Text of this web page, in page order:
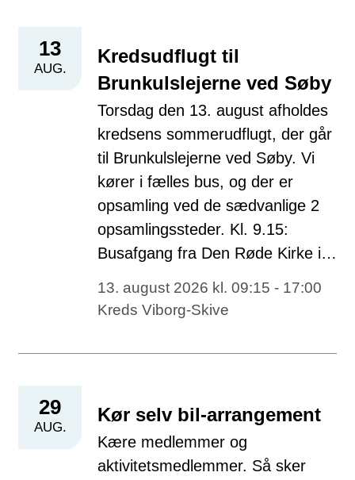
13
AUG.
Kredsudflugt til
Brunkulslejerne ved Søby
Torsdag den 13. august afholdes
kredsens sommerudflugt, der går
til Brunkulslejerne ved Søby. Vi
kører i fælles bus, og der er
opsamling ved de sædvanlige 2
opsamlingssteder. Kl. 9.15:
Busafgang fra Den Røde Kirke i…
13. august 2026 kl. 09:15 - 17:00
Kreds Viborg-Skive
29
AUG.
Kør selv bil-arrangement
Kære medlemmer og
aktivitetsmedlemmer. Så sker